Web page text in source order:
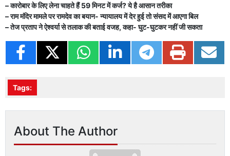
– कारोबार के लिए लेना चाहते हैं 59 मिनट में कर्ज? ये है आसान तरीका
– राम मंदिर मामले पर रामदेव का बयान- न्यायालय में देर हुई तो संसद में आएगा बिल
– तेज प्रताप ने ऐश्वर्या से तलाक की बताई वजह, कहा- घुट-घुटकर नहीं जी सकता
Tags:
About The Author